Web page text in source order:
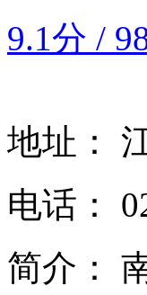
9.1分 /
地址：
电话：
简介：